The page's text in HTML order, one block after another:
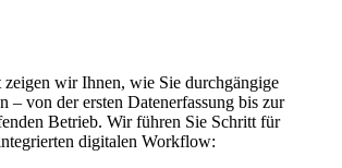
zeigen wir Ihnen, wie Sie durchgängige
– von der ersten Datenerfassung bis zur
Betrieb. Wir führen Sie Schritt für
digitalen Workflow: